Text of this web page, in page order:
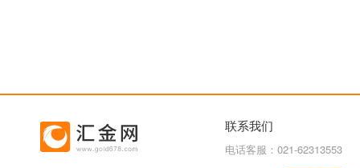
联系我们
电话客服：021-62313553